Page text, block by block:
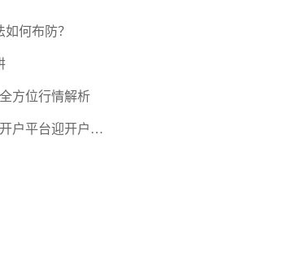
何布防？
方位行情解析
户平台迎开户热